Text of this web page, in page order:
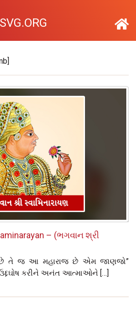
SVG.ORG
– (ભગવાન શ્રી
છે તે જ આ મહારાજ છે એમ જાણજો”
કરીને અનંત આત્માઓને […]